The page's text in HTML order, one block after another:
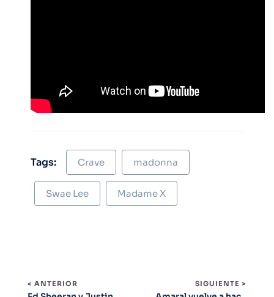
Tags: Crave madonna
Swae Lee Madame X
< ANTERIOR SIGUIENTE >